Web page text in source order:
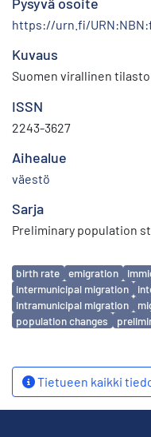
https://urn.fi/
Kuvaus
Suomen virallinen tilasto
ISSN
2243-3627
Aihealue
väestö
Sarja
Preliminary population
Avainsanat
birth rate emigration
intermunicipal migration
intramunicipal migration
population changes
Tietueen kaikki